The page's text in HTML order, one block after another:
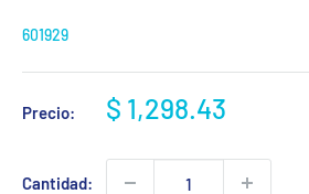
601929
Precio:
Precio
venta
$ 1,298.43
Cantidad: